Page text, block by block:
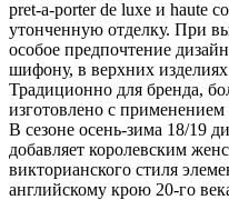
pret-a-porter de luxe и haute
утонченную отделку. При
особое предпочтение
шифону, в верхних
Традиционно для бренда,
изготовлено c
В сезоне осень-зима 18/19
добавляет королевским
викторианского стиля
английскому крою 20-го